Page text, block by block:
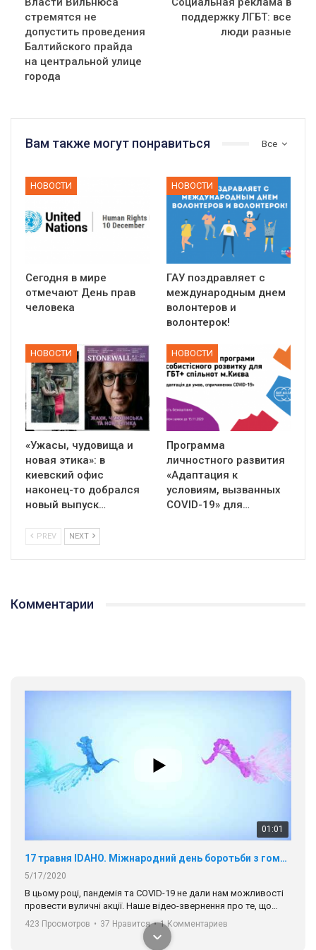
стремятся не
допустить проведения
Балтийского прайда
на центральной улице
города
поддержку ЛГБТ: все
люди разные
Все
Вам также могут понравиться
НОВОСТИ
Сегодня в мире
отмечают День прав
человека
НОВОСТИ
ГАУ поздравляет с
международным днем
волонтеров и
волонтерок!
НОВОСТИ
«Ужасы, чудовища и
новая этика»: в
киевский офис
наконец-то добрался
новый выпуск…
НОВОСТИ
Программа
личностного развития
«Адаптация к
условиям, вызванных
СOVID-19» для…
PREV NEXT
Комментарии
5/17/2020
В цьому році, пандемія та COVІD-19 не дали нам можливості
провести вуличні акції. Наше відео-звернення про те, що
солідарності, приєднатися до нас. Регіональні підрозділи
Разом наш голос лунає гучніше!